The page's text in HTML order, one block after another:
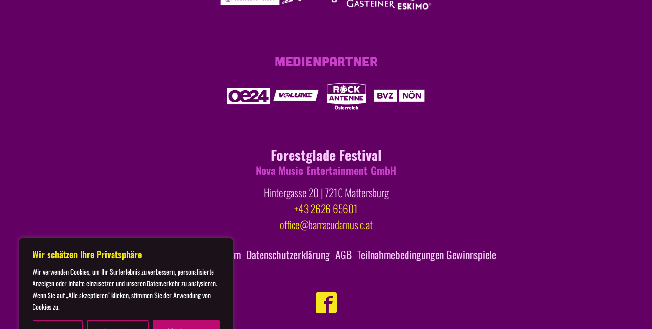
Wir schätzen Ihre Privatsphäre
Wir verwenden Cookies, um Ihr Surferlebnis zu verbessern, personalisierte
Anzeigen oder Inhalte einzusetzen und unseren Datenverkehr zu analysieren.
Wenn Sie auf „Alle akzeptieren" klicken, stimmen Sie der Anwendung von
Cookies zu.
MEDIENPARTNER
Forestglade Festival
Nova Music Entertainment GmbH
Hintergasse 20 | 7210 Mattersburg
+43 2626 65601
office@barracudamusic.at
Impressum Datenschutzerklärung AGB Teilnahmebedingungen Gewinnspiele